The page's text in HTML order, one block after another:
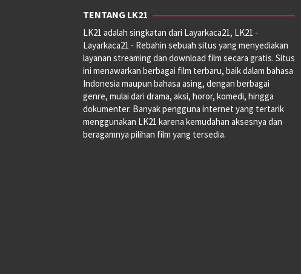
TENTANG LK21
LK21 adalah singkatan dari Layarkaca21, LK21 -
Layarkaca21 - Rebahin sebuah situs yang menyediakan
layanan streaming dan download film secara gratis. Situs
ini menawarkan berbagai film terbaru, baik dalam bahasa
Indonesia maupun bahasa asing, dengan berbagai
genre, mulai dari drama, aksi, horor, komedi, hingga
dokumenter. Banyak pengguna internet yang tertarik
menggunakan LK21 karena kemudahan aksesnya dan
beragamnya pilihan film yang tersedia.